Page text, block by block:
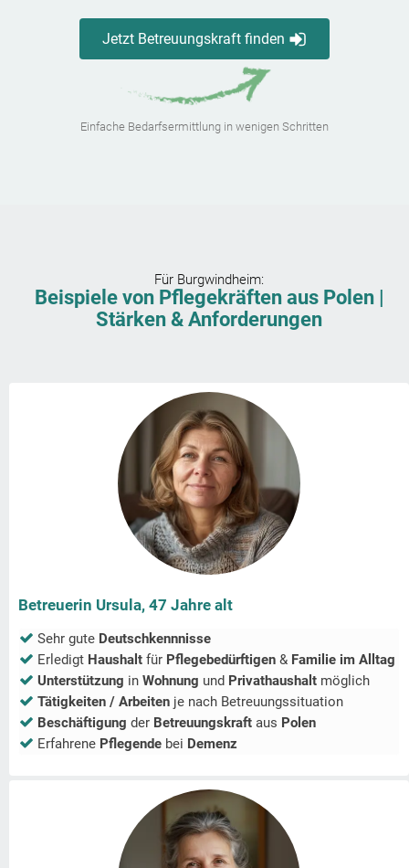
Jetzt Betreuungskraft finden
Einfache Bedarfsermittlung in wenigen Schritten
Für Burgwindheim:
Beispiele von Pflegekräften aus Polen |
Stärken & Anforderungen
Betreuerin Ursula, 47 Jahre alt
Sehr gute Deutschkennnisse
Erledigt Haushalt für Pflegebedürftigen & Familie im Alltag
Unterstützung in Wohnung und Privathaushalt möglich
Tätigkeiten / Arbeiten je nach Betreuungssituation
Beschäftigung der Betreuungskraft aus Polen
Erfahrene Pflegende bei Demenz